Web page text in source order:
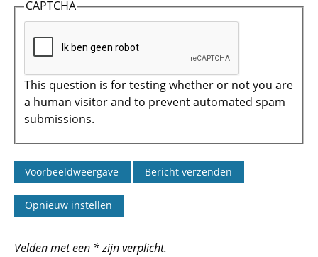
CAPTCHA
This question is for testing whether or not you are
a human visitor and to prevent automated spam
submissions.
Velden met een * zijn verplicht.